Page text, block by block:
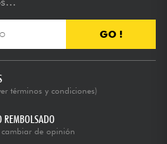
GO !
términos y condiciones)
REMBOLSADO
de opinión